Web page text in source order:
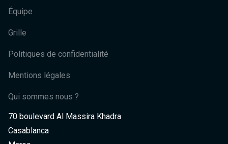
Équipe
Grille
Politiques de confidentialité
Mentions légales
Qui sommes nous ?
70 boulevard Al Massira Khadra
Casablanca